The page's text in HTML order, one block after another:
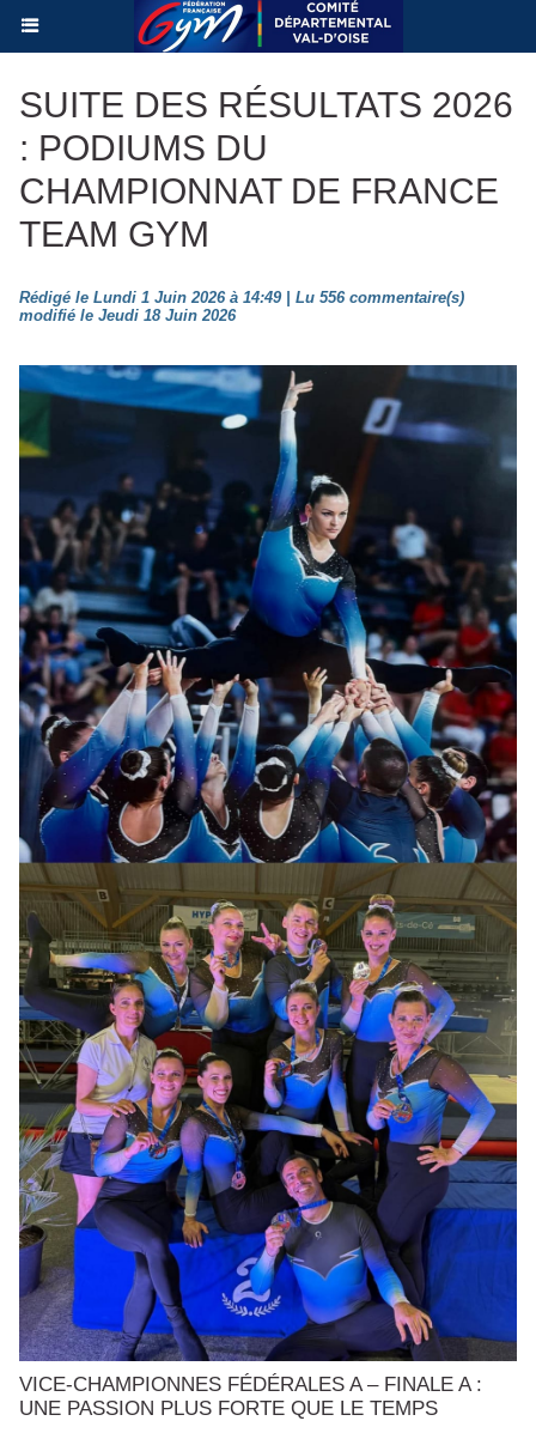
SUITE DES RÉSULTATS 2026
: PODIUMS DU
CHAMPIONNAT DE FRANCE
TEAM GYM
Rédigé le Lundi 1 Juin 2026 à 14:49 | Lu 556 commentaire(s)
modifié le Jeudi 18 Juin 2026
VICE-CHAMPIONNES FÉDÉRALES A – FINALE A :
UNE PASSION PLUS FORTE QUE LE TEMPS